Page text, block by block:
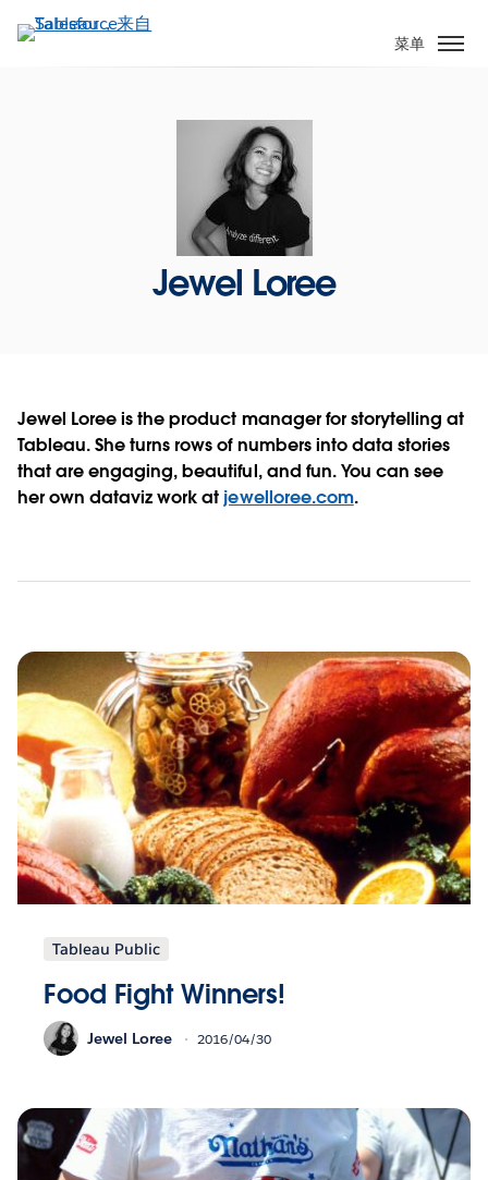
转
菜单
Jewel Loree
Jewel Loree is the product manager for storytelling at
Tableau. She turns rows of numbers into data stories
that are engaging, beautiful, and fun. You can see
her own dataviz work at jewelloree.com.
Tableau Public
Food Fight Winners!
Jewel Loree 2016/04/30
分
页